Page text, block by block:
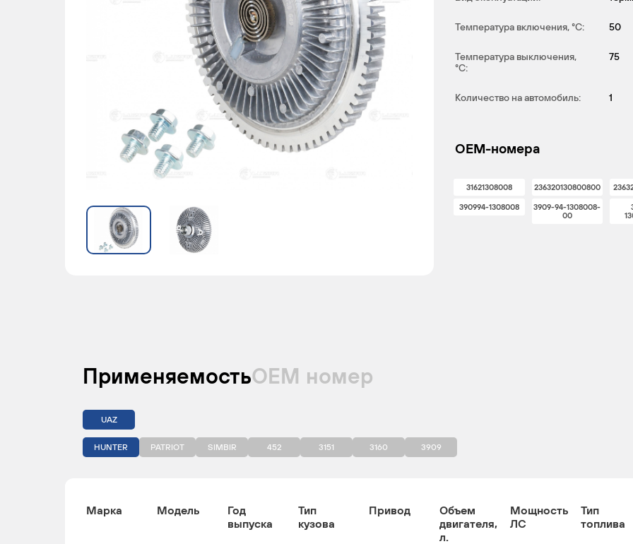
Температура включения, °С: 50
Температура выключения,
°С:
75
Количество на автомобиль: 1
OEM-номера
31621308008 236320130800800
390994-1308008
3909-94-1308008-
00
ПрименяемостьОЕМ номер
UAZ
HUNTER PATRIOT SIMBIR 452 3151 3160 3909
Марка Модель
Год
выпуска
Тип
кузова
Привод
Объем
двигателя,
л.
Мощность
ЛС
Тип
топлива